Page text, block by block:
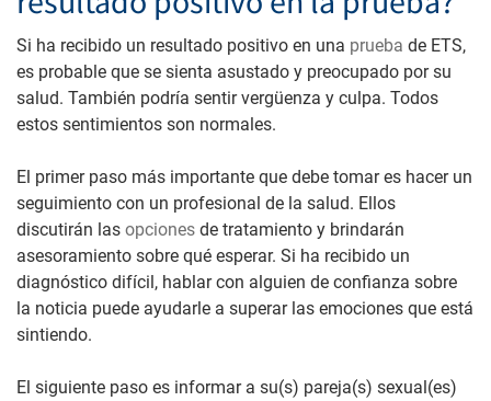
Si ha recibido un resultado positivo en una prueba de ETS,
es probable que se sienta asustado y preocupado por su
salud. También podría sentir vergüenza y culpa. Todos
estos sentimientos son normales.
El primer paso más importante que debe tomar es hacer un
seguimiento con un profesional de la salud. Ellos
discutirán las opciones de tratamiento y brindarán
asesoramiento sobre qué esperar. Si ha recibido un
diagnóstico difícil, hablar con alguien de confianza sobre
la noticia puede ayudarle a superar las emociones que está
sintiendo.
El siguiente paso es informar a su(s) pareja(s) sexual(es)